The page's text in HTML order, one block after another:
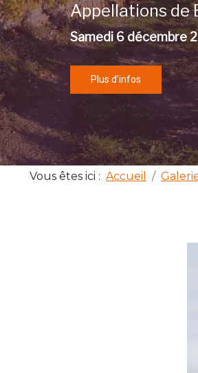
Appellations de
Samedi 6 décembre
Plus d'infos
Vous êtes ici : Accueil